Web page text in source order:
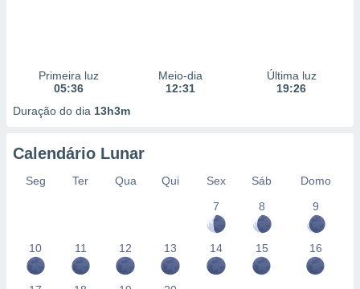
Primeira luz
05:36
Meio-dia
12:31
Última luz
19:26
Duração do dia 13h3m
Calendário Lunar
Seg Ter Qua Qui Sex Sáb
Domo
7
8 9
10 11 12 13 14 15 16